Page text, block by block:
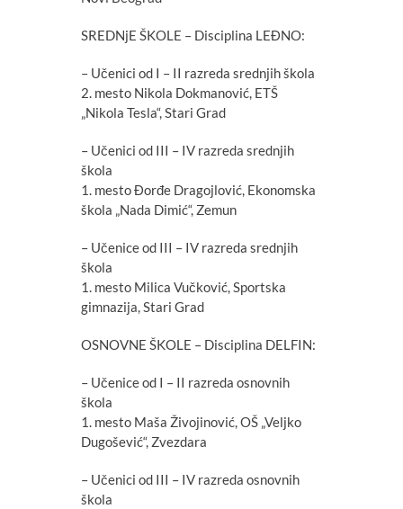
SREDNjE ŠKOLE – Disciplina LEĐNO:
– Učenici od I – II razreda srednjih škola
2. mesto Nikola Dokmanović, ETŠ
„Nikola Tesla“, Stari Grad
– Učenici od III – IV razreda srednjih
škola
1. mesto Đorđe Dragojlović, Ekonomska
škola „Nada Dimić“, Zemun
– Učenice od III – IV razreda srednjih
škola
1. mesto Milica Vučković, Sportska
gimnazija, Stari Grad
OSNOVNE ŠKOLE – Disciplina DELFIN:
– Učenice od I – II razreda osnovnih
škola
1. mesto Maša Živojinović, OŠ „Veljko
Dugošević“, Zvezdara
– Učenici od III – IV razreda osnovnih
škola